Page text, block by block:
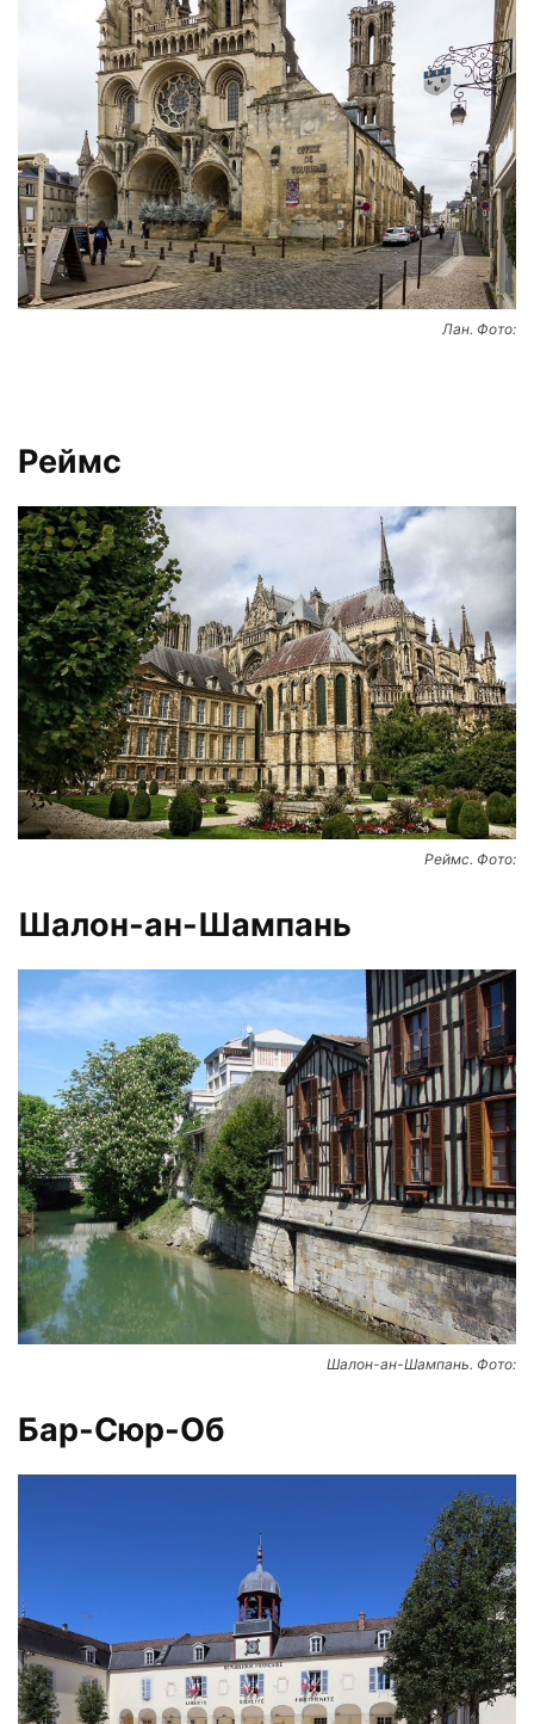
Лан. Фото:
Реймс
Реймс. Фото:
Шалон-ан-Шампань
Шалон-ан-Шампань. Фото:
Бар-Сюр-Об